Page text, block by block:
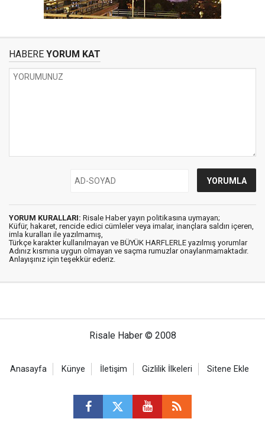
HABERE YORUM KAT
YORUM KURALLARI: Risale Haber yayın politikasına uymayan;
Küfür, hakaret, rencide edici cümleler veya imalar, inançlara saldırı içeren,
imla kuralları ile yazılmamış,
Türkçe karakter kullanılmayan ve BÜYÜK HARFLERLE yazılmış yorumlar
Adınız kısmına uygun olmayan ve saçma rumuzlar onaylanmamaktadır.
Anlayışınız için teşekkür ederiz.
Risale Haber © 2008
Anasayfa Künye İletişim Gizlilik İlkeleri Sitene Ekle